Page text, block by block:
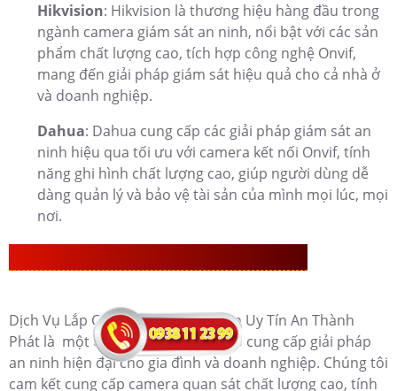
Hikvision: Hikvision là thương hiệu hàng đầu trong
ngành camera giám sát an ninh, nổi bật với các sản
phẩm chất lượng cao, tích hợp công nghệ Onvif,
mang đến giải pháp giám sát hiệu quả cho cả nhà ở
và doanh nghiệp.
Dahua: Dahua cung cấp các giải pháp giám sát an
ninh hiệu qua tối ưu với camera kết nối Onvif, tính
năng ghi hình chất lượng cao, giúp người dùng dễ
dàng quản lý và bảo vệ tài sản của mình mọi lúc, mọi
nơi.
Dịch Vụ Lắp Camera Onvif KBvision Uy Tín An Thành
Phát là một dịch vụ chuyên nghiệp cung cấp giải pháp
an ninh hiện đại cho gia đình và doanh nghiệp. Chúng tôi
cam kết cung cấp camera quan sát chất lượng cao, tính